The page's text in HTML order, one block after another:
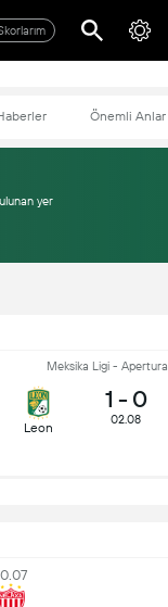
Önemli Anlar
yer
Meksika Ligi -
Leon
1 - 0
02.08